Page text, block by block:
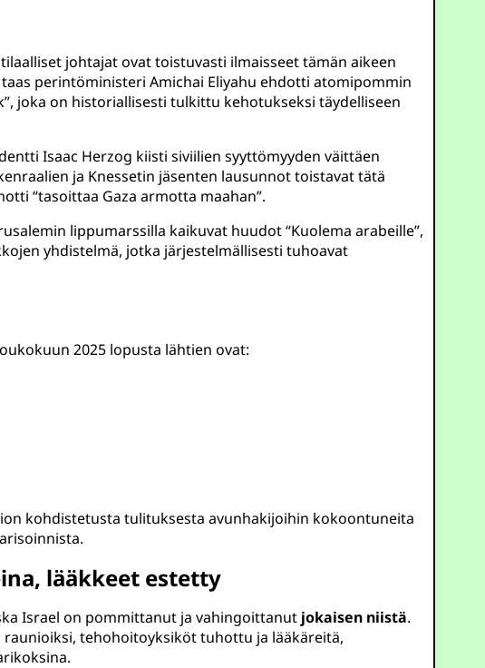
johtajat ovat toistuvasti ilmaisseet tämän aikeen
perintöministeri Amichai Eliyahu ehdotti atomipommin
joka on historiallisesti tulkittu kehotukseksi täydelliseen
Isaac Herzog kiisti siviilien syyttömyyden väittäen
ja Knessetin jäsenten lausunnot toistavat tätä
“tasoittaa Gaza armotta maahan”.
lippumarssilla kaikuvat huudot “Kuolema arabeille”,
yhdistelmä, jotka järjestelmällisesti tuhoavat
2025 lopusta lähtien ovat:
kohdistetusta tulituksesta avunhakijoihin kokoontuneita
lääkkeet estetty
Israel on pommittanut ja vahingoittanut jokaisen niistä.
tehohoitoyksiköt tuhottu ja lääkäreitä,